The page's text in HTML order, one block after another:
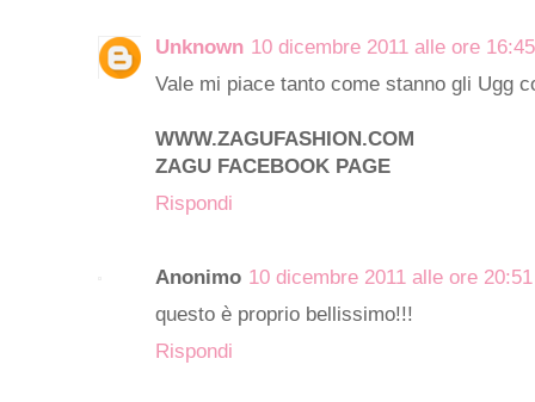
Unknown 10 dicembre 2011 alle ore 16:45
Vale mi piace tanto come stanno gli Ugg
WWW.ZAGUFASHION.COM
ZAGU FACEBOOK PAGE
Rispondi
Anonimo 10 dicembre 2011 alle ore 20:51
questo è proprio bellissimo!!!
Rispondi